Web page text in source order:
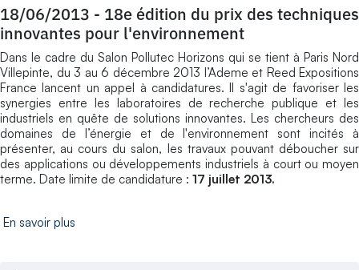
18/06/2013 - 18e édition du prix des techniques
innovantes pour l'environnement
Dans le cadre du Salon Pollutec Horizons qui se tient à Paris Nord
Villepinte, du 3 au 6 décembre 2013 l’Ademe et Reed Expositions
France lancent un appel à candidatures. Il s'agit de favoriser les
synergies entre les laboratoires de recherche publique et les
industriels en quête de solutions innovantes. Les chercheurs des
domaines de l’énergie et de l'environnement sont incités à
présenter, au cours du salon, les travaux pouvant déboucher sur
des applications ou développements industriels à court ou moyen
terme. Date limite de candidature : 17 juillet 2013.
En savoir plus